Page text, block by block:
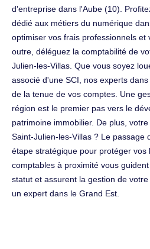
d'entreprise dans l'Aube (10).
dédié aux métiers du numérique
optimiser vos frais professionnels et
outre, déléguez la comptabilité de
Julien-les-Villas. Que vous soyez
associé d'une SCI, nos experts
de la tenue de vos comptes. Une
région est le premier pas vers le
patrimoine immobilier. De plus,
Saint-Julien-les-Villas ? Le passage
étape stratégique pour protéger vos
comptables à proximité vous
statut et assurent la gestion de
un expert dans le Grand Est.